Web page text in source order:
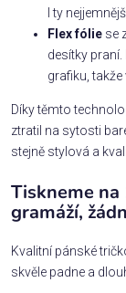
I ty
Flex fólie se
desítky
grafiku,
Díky těmto
ztratil na sytosti
stejně stylová a
Tiskneme
gramáží,
Kvalitní pánské
skvěle padne a